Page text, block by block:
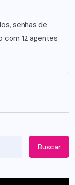
senhas de
com 12 agentes
Buscar